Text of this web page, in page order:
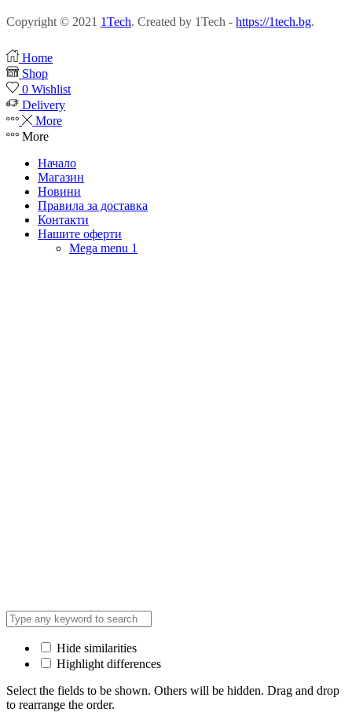
Copyright © 2021 1Tech. Created by 1Tech - https://1tech.bg.
Home
Shop
0 Wishlist
Delivery
More
More
Начало
Магазин
Новини
Правила за доставка
Контакти
Нашите оферти
Mega menu 1
Hide similarities
Highlight differences
Select the fields to be shown. Others will be hidden. Drag and drop
to rearrange the order.